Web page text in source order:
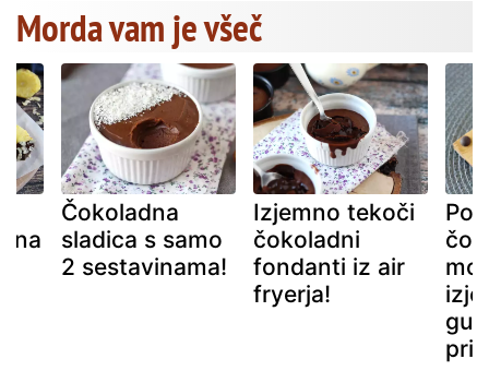
Morda vam je všeč
Čokoladna
sladica s samo
2 sestavinama!
Izjemno tekoči
čokoladni
fondanti iz air
fryerja!